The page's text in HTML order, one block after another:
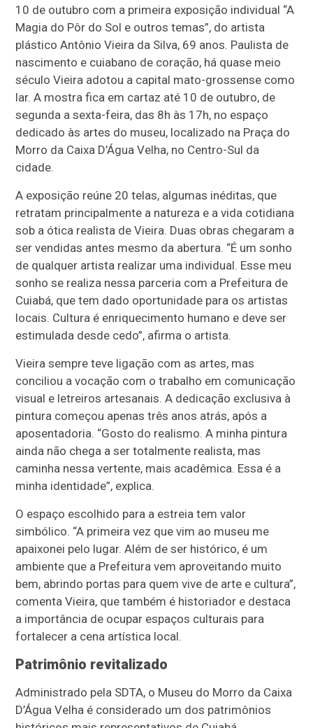
10 de outubro com a primeira exposição individual “A
Magia do Pôr do Sol e outros temas”, do artista
plástico Antônio Vieira da Silva, 69 anos. Paulista de
nascimento e cuiabano de coração, há quase meio
século Vieira adotou a capital mato-grossense como
lar. A mostra fica em cartaz até 10 de outubro, de
segunda a sexta-feira, das 8h às 17h, no espaço
dedicado às artes do museu, localizado na Praça do
Morro da Caixa D’Água Velha, no Centro-Sul da
cidade.
A exposição reúne 20 telas, algumas inéditas, que
retratam principalmente a natureza e a vida cotidiana
sob a ótica realista de Vieira. Duas obras chegaram a
ser vendidas antes mesmo da abertura. “É um sonho
de qualquer artista realizar uma individual. Esse meu
sonho se realiza nessa parceria com a Prefeitura de
Cuiabá, que tem dado oportunidade para os artistas
locais. Cultura é enriquecimento humano e deve ser
estimulada desde cedo”, afirma o artista.
Vieira sempre teve ligação com as artes, mas
conciliou a vocação com o trabalho em comunicação
visual e letreiros artesanais. A dedicação exclusiva à
pintura começou apenas três anos atrás, após a
aposentadoria. “Gosto do realismo. A minha pintura
ainda não chega a ser totalmente realista, mas
caminha nessa vertente, mais acadêmica. Essa é a
minha identidade”, explica.
O espaço escolhido para a estreia tem valor
simbólico. “A primeira vez que vim ao museu me
apaixonei pelo lugar. Além de ser histórico, é um
ambiente que a Prefeitura vem aproveitando muito
bem, abrindo portas para quem vive de arte e cultura”,
comenta Vieira, que também é historiador e destaca
a importância de ocupar espaços culturais para
fortalecer a cena artística local.
Patrimônio revitalizado
Administrado pela SDTA, o Museu do Morro da Caixa
D’Água Velha é considerado um dos patrimônios